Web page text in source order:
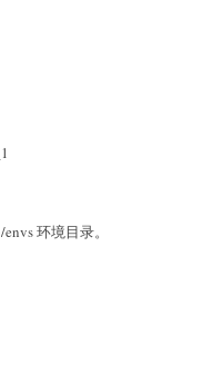
环境目录。